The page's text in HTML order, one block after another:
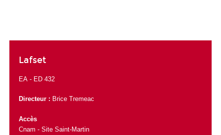
Lafset
EA - ED 432
Directeur : Brice Tremeac
Accès
Cnam - Site Saint-Martin